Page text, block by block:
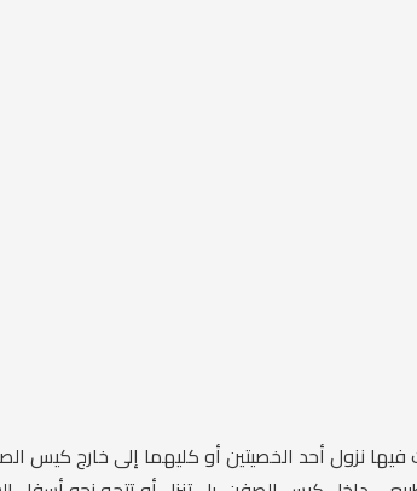
نزول أحد الخصيتين أو كليهما إلى خارج كيس